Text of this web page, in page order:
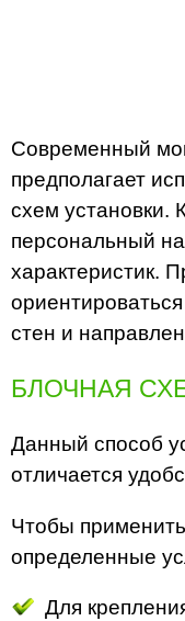
Современный
предполагает
схем установки.
персональный
характеристик.
стен и
БЛОЧНАЯ
Данный способ
отличается
Чтобы
определенные
Для